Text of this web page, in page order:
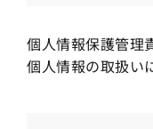
個人情報保護管理
個人情報の取扱い